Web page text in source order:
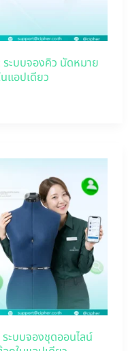
ะบบจองคิว นัดหมาย
แอปเดียว
ะบบจองชุดออนไลน์